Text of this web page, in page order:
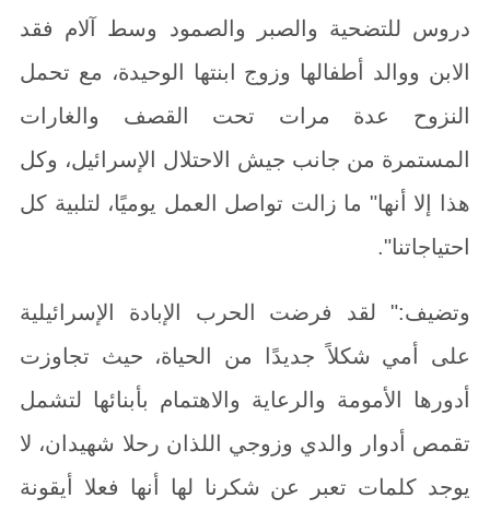
دروس للتضحية والصبر والصمود وسط آلام فقد
الابن ووالد أطفالها وزوج ابنتها الوحيدة، مع تحمل
النزوح عدة مرات تحت القصف والغارات
المستمرة من جانب جيش الاحتلال الإسرائيل، وكل
هذا إلا أنها" ما زالت تواصل العمل يوميًا، لتلبية كل
احتياجاتنا".
وتضيف:" لقد فرضت الحرب الإبادة الإسرائيلية
على أمي شكلاً جديدًا من الحياة، حيث تجاوزت
أدورها الأمومة والرعاية والاهتمام بأبنائها لتشمل
تقمص أدوار والدي وزوجي اللذان رحلا شهيدان، لا
يوجد كلمات تعبر عن شكرنا لها أنها فعلا أيقونة